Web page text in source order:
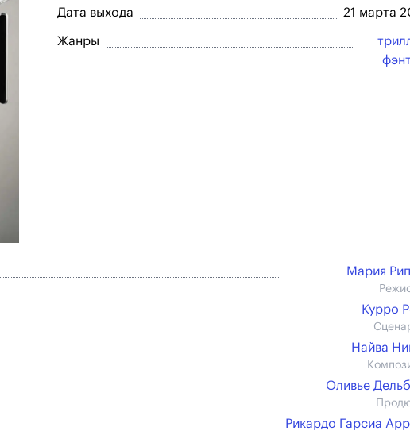
Дата выхода 21 марта
Жанры
Мария
Курро
Найва
Оливье
Рикардо Гарсиа